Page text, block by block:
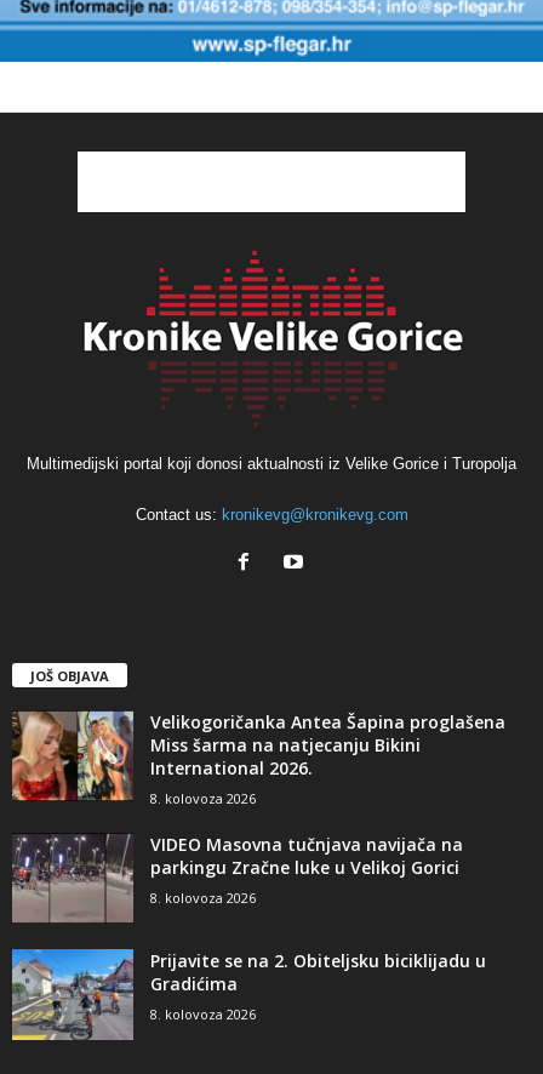
Multimedijski portal koji donosi aktualnosti iz Velike Gorice i Turopolja
Contact us: kronikevg@kronikevg.com
JOŠ OBJAVA
Velikogoričanka Antea Šapina proglašena
Miss šarma na natjecanju Bikini
International 2026.
8. kolovoza 2026
VIDEO Masovna tučnjava navijača na
parkingu Zračne luke u Velikoj Gorici
8. kolovoza 2026
Prijavite se na 2. Obiteljsku biciklijadu u
Gradićima
8. kolovoza 2026